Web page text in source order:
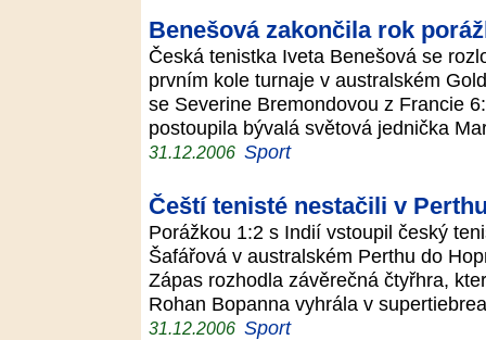
Benešová zakončila rok
Česká tenistka Iveta Benešová se
prvním kole turnaje v australském
se Severine Bremondovou z Francie
postoupila bývalá světová jednička
31.12.2006 Sport
Čeští tenisté nestačili v
Porážkou 1:2 s Indií vstoupil český
Šafářová v australském Perthu do
Zápas rozhodla závěrečná čtyřhra,
Rohan Bopanna vyhrála v
31.12.2006 Sport